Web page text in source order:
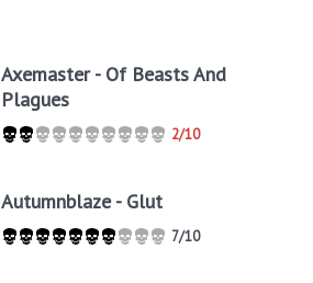
Axemaster - Of Beasts And
Plagues
2/10
Autumnblaze - Glut
7/10